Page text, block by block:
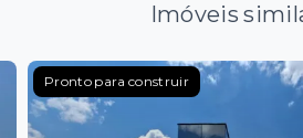
Imóveis
Pronto para construir